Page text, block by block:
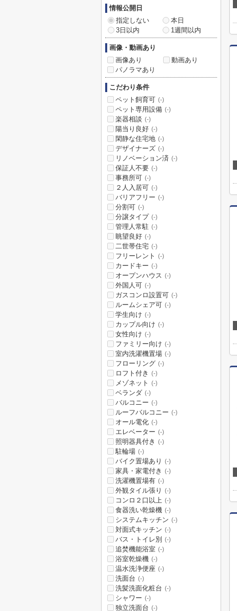
情報公開日
指定しない
本日
3日以内
1週間以内
画像・動画あり
画像あり
動画あり
パノラマあり
こだわり条件
ペット飼育可 (-)
ペット専用設備 (-)
楽器相談 (-)
陽当り良好 (-)
閑静な住宅地 (-)
デザイナーズ (-)
リノベーション済 (-)
保証人不要 (-)
事務所可 (-)
２人入居可 (-)
バリアフリー (-)
分割可 (-)
分譲タイプ (-)
管理人常駐 (-)
眺望良好 (-)
二世帯住宅 (-)
フリーレント (-)
カードキー (-)
オープンハウス (-)
外国人可 (-)
ガスコンロ設置可 (-)
ルームシェア可 (-)
学生向け (-)
カップル向け (-)
女性向け (-)
ファミリー向け (-)
室内洗濯機置場 (-)
フローリング (-)
ロフト付き (-)
メゾネット (-)
ベランダ (-)
バルコニー (-)
ルーフバルコニー (-)
オール電化 (-)
エレベーター (-)
照明器具付き (-)
駐輪場 (-)
バイク置場あり (-)
家具・家電付き (-)
洗濯機置場有 (-)
外観タイル張り (-)
コンロ２口以上 (-)
食器洗い乾燥機 (-)
システムキッチン (-)
対面式キッチン (-)
バス・トイレ別 (-)
追焚機能浴室 (-)
浴室乾燥機 (-)
温水洗浄便座 (-)
洗面台 (-)
洗髪洗面化粧台 (-)
シャワー (-)
独立洗面台 (-)